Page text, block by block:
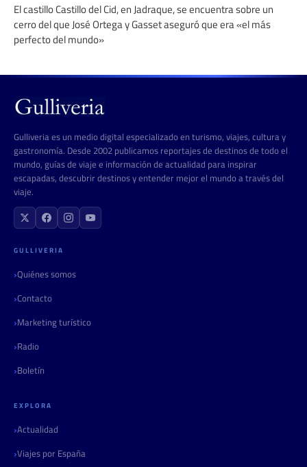
El castillo Castillo del Cid, en Jadraque, se encuentra sobre un
cerro del que José Ortega y Gasset aseguró que era «el más
perfecto del mundo»
Gulliveria es un medio digital especializado en turismo, viajes, cultura y
gastronomía. Desde 2002 publicamos reportajes de destinos de todo el
mundo, guías de viaje e información de actualidad para inspirar
escapadas, descubrir destinos y entender mejor el mundo a través del
viaje.
GULLIVERIA
Quiénes somos
Contacto
Marketing turístico
Radio
Boletín
EXPLORA
Actualidad
Viajes por España